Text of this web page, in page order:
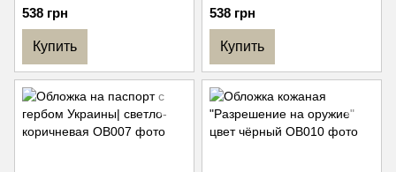
538 грн
Купить
538 грн
Купить